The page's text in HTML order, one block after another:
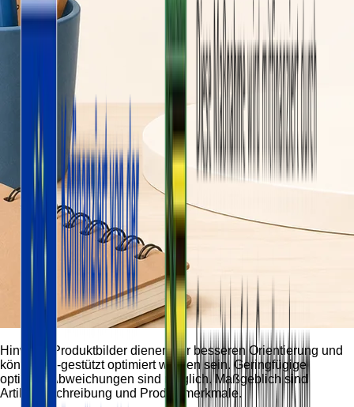
Hinweis:
Produktbilder dienen der besseren Orientierung und
können KI-gestützt optimiert worden sein. Geringfügige
optische Abweichungen sind möglich. Maßgeblich sind
Artikelbeschreibung und Produktmerkmale.